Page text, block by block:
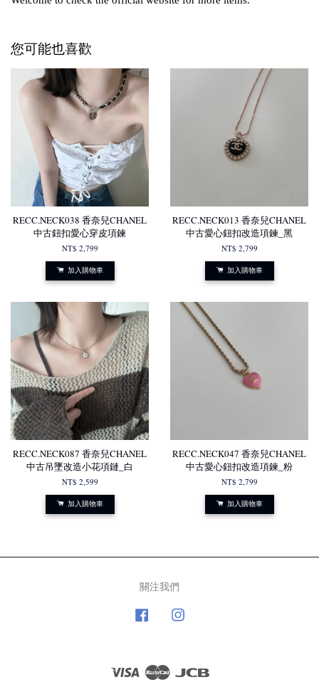
您可能也喜歡
RECC.NECK038 香奈兒CHANEL
中古鈕扣愛心穿皮項鍊
NT$ 2,799
加入購物車
RECC.NECK013 香奈兒CHANEL
中古愛心鈕扣改造項鍊_黑
NT$ 2,799
加入購物車
RECC.NECK087 香奈兒CHANEL
中古吊墜改造小花項鏈_白
NT$ 2,599
加入購物車
RECC.NECK047 香奈兒CHANEL
中古愛心鈕扣改造項鍊_粉
NT$ 2,799
加入購物車
關注我們
Facebook
Visa Master